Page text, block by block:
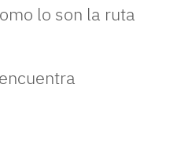
lo son la ruta